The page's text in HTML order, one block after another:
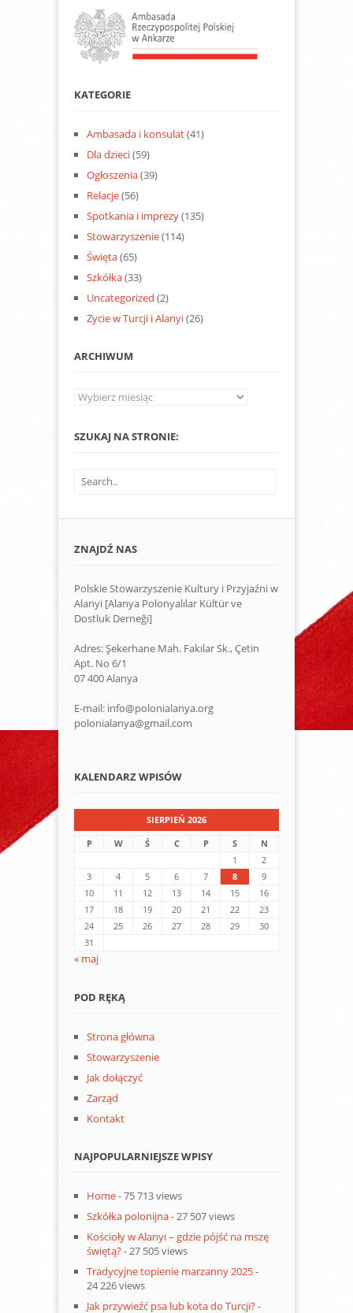
KATEGORIE
Ambasada i konsulat(41)
Dla dzieci(59)
Ogłoszenia(39)
Relacje(56)
Spotkania i imprezy(135)
Stowarzyszenie(114)
Święta(65)
Szkółka(33)
Uncategorized (2)
Życie w Turcji i Alanyi(26)
ARCHIWUM
Archiwum
SZUKAJ NA STRONIE:
ZNAJDŹ NAS
Polskie Stowarzyszenie Kultury i Przyjaźni w
Alanyi [Alanya Polonyalılar Kültür ve
Dostluk Derneği]
Adres: Şekerhane Mah. Fakılar Sk., Çetin
Apt. No 6/1
07 400 Alanya
E-mail: info@polonialanya.org
polonialanya@gmail.com
KALENDARZ WPISÓW
SIERPIEŃ 2026
P
W Ś C P S
N
1
2
3
4 5 6 7 8
9
10
11 12 13 14 15
16
17
18 19 20 21 22
23
24
25 26 27 28 29
30
31
« maj
POD RĘKĄ
Strona główna
Stowarzyszenie
Jak dołączyć
Zarząd
Kontakt
NAJPOPULARNIEJSZE WPISY
Home- 75 713 views
Szkółka polonijna- 27 507 views
Kościoły w Alanyi – gdzie pójść na mszę
świętą?- 27 505 views
Tradycyjne topienie marzanny 2025-
24 226 views
Jak przywieźć psa lub kota do Turcji?-